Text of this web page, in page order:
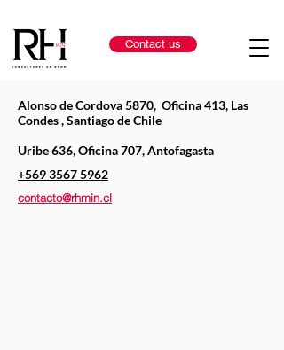
Contact us
Alonso de Cordova 5870, Oficina 413, Las
Condes , Santiago de Chile
Uribe 636, Oficina 707, Antofagasta
+569 3567 5962
contacto@rhmin.cl